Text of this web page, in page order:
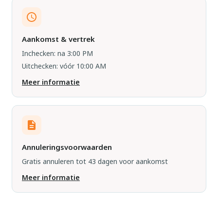
Aankomst & vertrek
Inchecken: na 3:00 PM
Uitchecken: vóór 10:00 AM
Meer informatie
Annuleringsvoorwaarden
Gratis annuleren tot 43 dagen voor aankomst
Meer informatie